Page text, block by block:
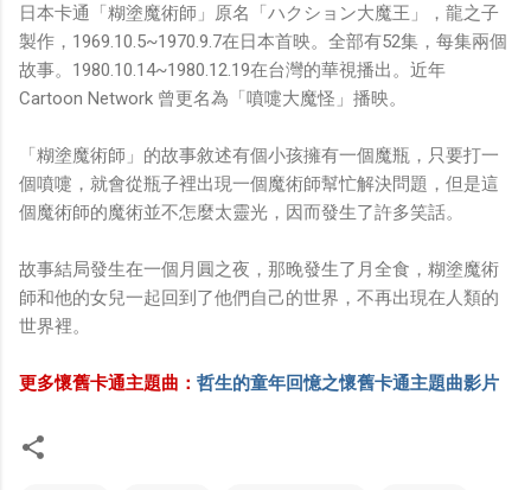
日本卡通「糊塗魔術師」原名「ハクション大魔王」，龍之子
製作，1969.10.5~1970.9.7在日本首映。全部有52集，每集兩個
故事。1980.10.14~1980.12.19在台灣的華視播出。近年
Cartoon Network 曾更名為「噴嚏大魔怪」播映。
「糊塗魔術師」的故事敘述有個小孩擁有一個魔瓶，只要打一
個噴嚏，就會從瓶子裡出現一個魔術師幫忙解決問題，但是這
個魔術師的魔術並不怎麼太靈光，因而發生了許多笑話。
故事結局發生在一個月圓之夜，那晚發生了月全食，糊塗魔術
師和他的女兒一起回到了他們自己的世界，不再出現在人類的
世界裡。
更多懷舊卡通主題曲： 哲生的童年回憶之懷舊卡通主題曲影片